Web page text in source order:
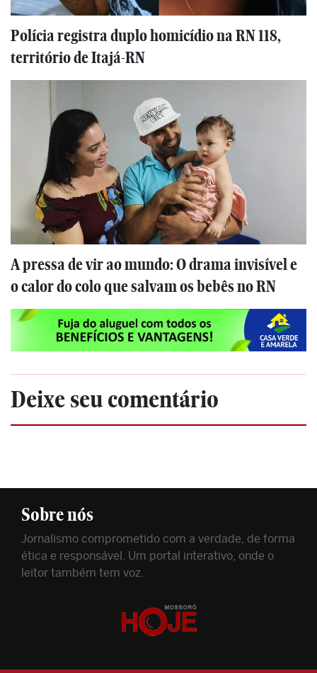
Polícia registra duplo homicídio na RN 118,
território de Itajá-RN
A pressa de vir ao mundo: O drama invisível e
o calor do colo que salvam os bebês no RN
Deixe seu comentário
Sobre nós
Jornalismo comprometido com a verdade, de forma
ética e responsável. Um portal interativo, onde o
leitor também tem voz.